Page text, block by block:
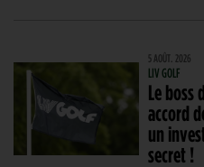
5 AOÛT. 2026
LIV GOLF
Le boss
accord
un
secret !